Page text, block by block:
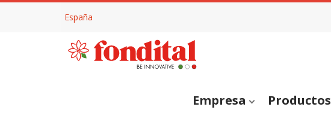
España
Empresa Productos